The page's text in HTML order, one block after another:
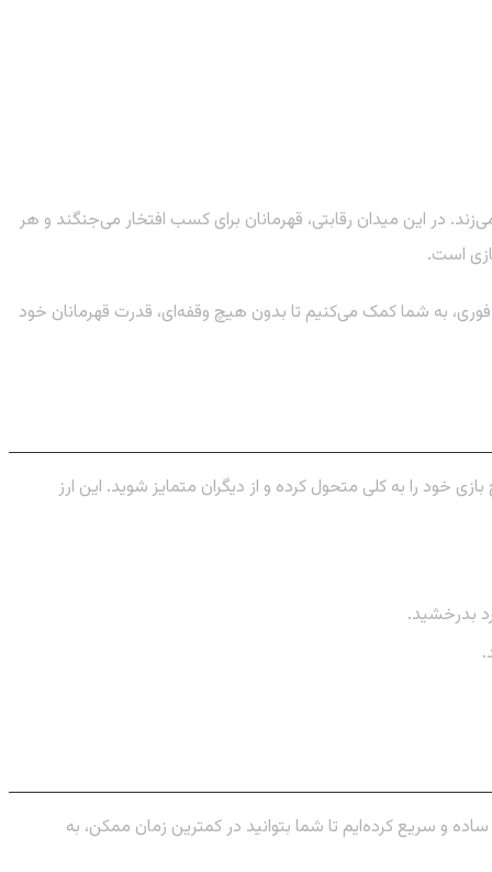
در این میدان رقابتی، قهرمانان برای کسب افتخار می‌جنگند و هر
است.
به شما کمک می‌کنیم تا بدون هیچ وقفه‌ای، قدرت قهرمانان خود
را به کلی متحول کرده و از دیگران متمایز شوید. این ارز
بدرخشید.
ساده و سریع کرده‌ایم تا شما بتوانید در کمترین زمان ممکن، به